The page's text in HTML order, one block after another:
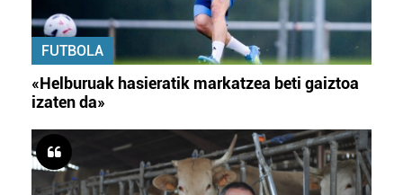
FUTBOLA
«Helburuak hasieratik markatzea beti gaiztoa
izaten da»